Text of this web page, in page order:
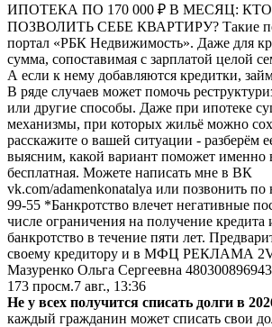
ИПОТЕКА ПО 170 000 ₽ В МЕСЯЦ:
ПОЗВОЛИТЬ СЕБЕ КВАРТИРУ? Такие
портал «РБК Недвижимость». Даже для
сумма, сопоставимая с зарплатой целой
А если к нему добавляются кредитки,
В ряде случаев может помочь
или другие способы. Даже при ипотеке
механизмы, при которых жильё можно
расскажите о вашей ситуации - разберём
выясним, какой вариант поможет именно
бесплатная. Можете написать мне в ВК
vk.com/adamenkonatalya или позвонить
99-55 *Банкротство влечет негативные
числе ограничения на получение кредита
банкротство в течение пяти лет.
своему кредитору и в МФЦ РЕКЛАМА
Мазуренко Ольга Сергеевна 480300896943
173 просм.7 авг., 13:36
Не у всех получится списать долги в
каждый гражданин может списать свои